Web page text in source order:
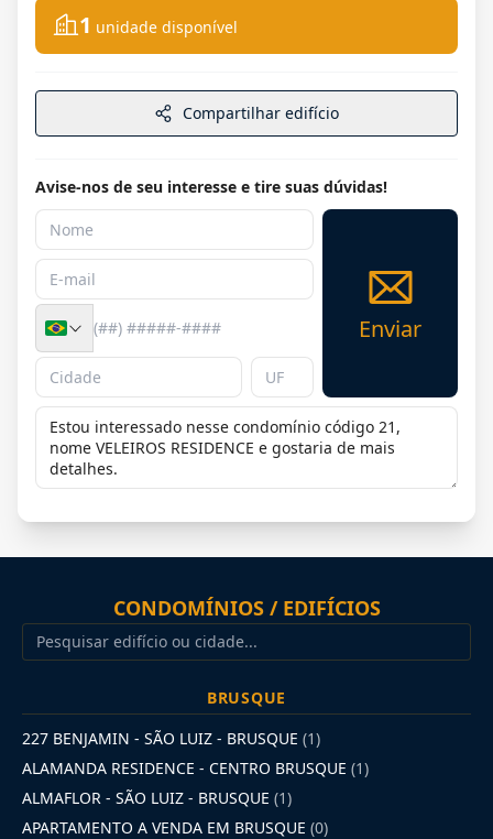
1 unidade disponível
Compartilhar edifício
Avise-nos de seu interesse e tire suas dúvidas!
Enviar
CONDOMÍNIOS / EDIFÍCIOS
BRUSQUE
227 BENJAMIN - SÃO LUIZ - BRUSQUE (1)
ALAMANDA RESIDENCE - CENTRO BRUSQUE (1)
ALMAFLOR - SÃO LUIZ - BRUSQUE (1)
APARTAMENTO A VENDA EM BRUSQUE (0)